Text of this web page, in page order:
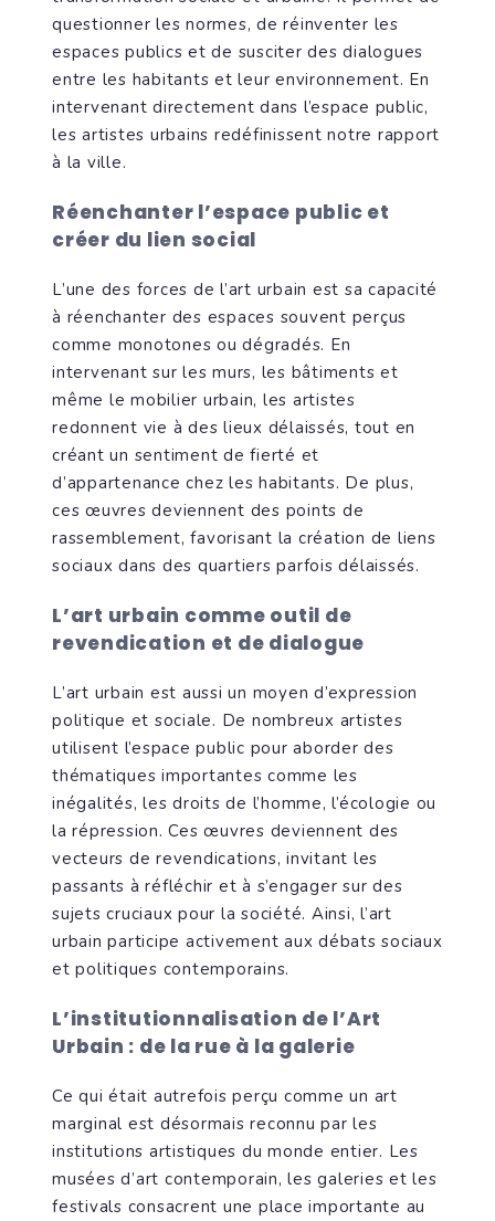
questionner les normes, de réinventer les
espaces publics et de susciter des dialogues
entre les habitants et leur environnement. En
intervenant directement dans l’espace public,
les artistes urbains redéfinissent notre rapport
à la ville.
Réenchanter l’espace public et
créer du lien social
L’une des forces de l’art urbain est sa capacité
à réenchanter des espaces souvent perçus
comme monotones ou dégradés. En
intervenant sur les murs, les bâtiments et
même le mobilier urbain, les artistes
redonnent vie à des lieux délaissés, tout en
créant un sentiment de fierté et
d’appartenance chez les habitants. De plus,
ces œuvres deviennent des points de
rassemblement, favorisant la création de liens
sociaux dans des quartiers parfois délaissés.
L’art urbain comme outil de
revendication et de dialogue
L’art urbain est aussi un moyen d’expression
politique et sociale. De nombreux artistes
utilisent l’espace public pour aborder des
thématiques importantes comme les
inégalités, les droits de l’homme, l’écologie ou
la répression. Ces œuvres deviennent des
vecteurs de revendications, invitant les
passants à réfléchir et à s’engager sur des
sujets cruciaux pour la société. Ainsi, l’art
urbain participe activement aux débats sociaux
et politiques contemporains.
L’institutionnalisation de l’Art
Urbain : de la rue à la galerie
Ce qui était autrefois perçu comme un art
marginal est désormais reconnu par les
institutions artistiques du monde entier. Les
musées d’art contemporain, les galeries et les
festivals consacrent une place importante au